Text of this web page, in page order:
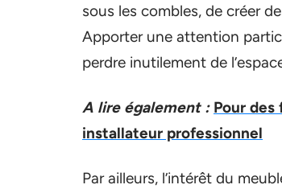
sous les combles, de créer
Apporter une attention
perdre inutilement de
A lire également : Pour
installateur professionnel
Par ailleurs, l’intérêt du